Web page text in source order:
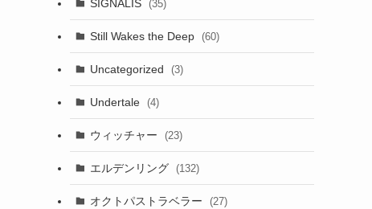
SIGNALIS (35)
Still Wakes the Deep (60)
Uncategorized (3)
Undertale (4)
ウィッチャー (23)
エルデンリング (132)
オクトパストラベラー (27)